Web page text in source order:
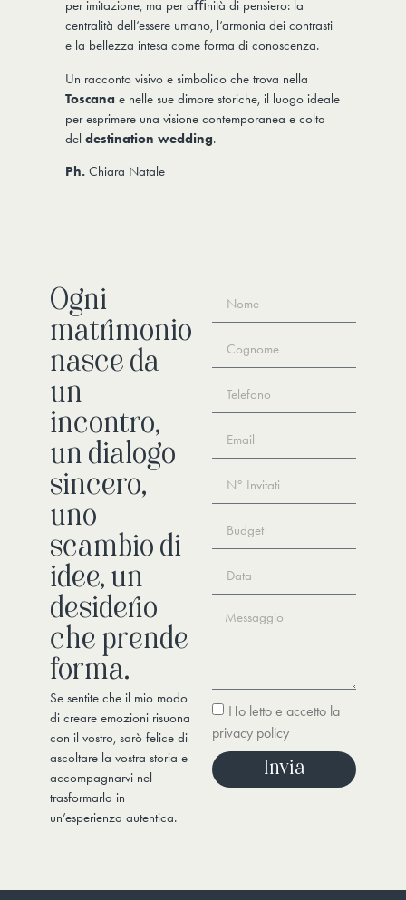
per imitazione, ma per aﬃnità di pensiero: la
centralità dell’essere umano, l’armonia dei contrasti
e la bellezza intesa come forma di conoscenza.
Un racconto visivo e simbolico che trova nella
Toscana e nelle sue dimore storiche, il luogo ideale
per esprimere una visione contemporanea e colta
deldestination wedding.
Ph. Chiara Natale
Ogni
matrimonio
nasce da
un
incontro,
un dialogo
sincero,
uno
scambio di
idee, un
desiderio
che prende
forma.
Se sentite che il mio modo
di creare emozioni risuona
con il vostro, sarò felice di
ascoltare la vostra storia e
accompagnarvi nel
trasformarla in
un’esperienza autentica.
Ho letto e accetto la
privacy policy
Invia